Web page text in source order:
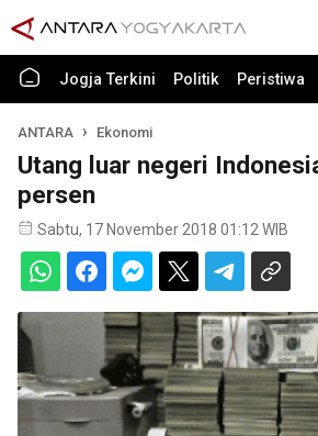
Jogja Terkini Politik Peristiwa
ANTARA Ekonomi
Utang luar negeri
persen
Sabtu, 17 November 2018 01:12 WIB